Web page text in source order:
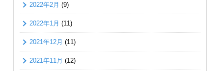
2022年2月 (9)
2022年1月 (11)
2021年12月 (11)
2021年11月 (12)